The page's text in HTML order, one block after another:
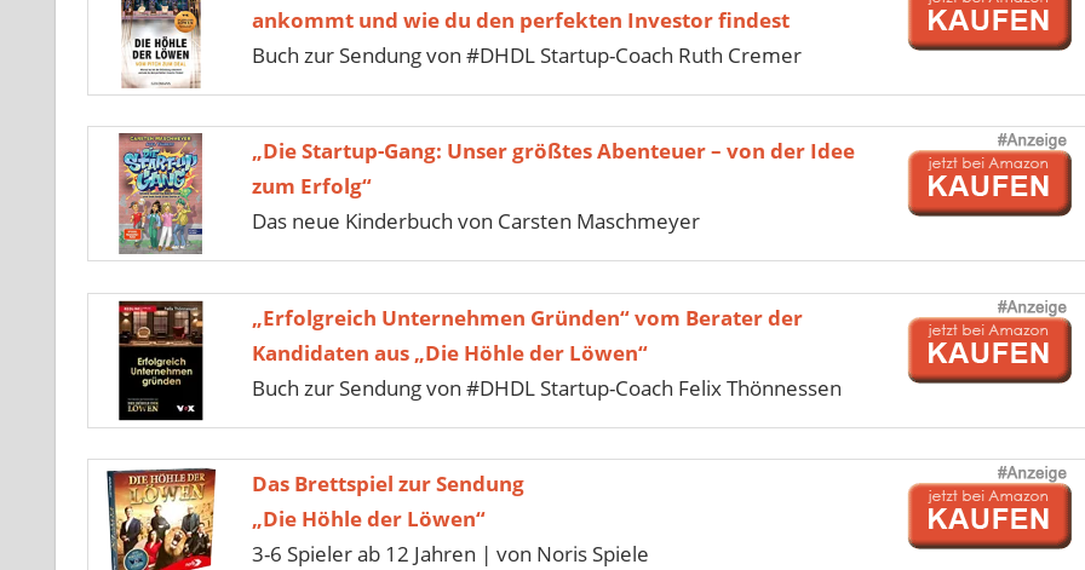
ankommt und wie du den perfekten Investor findest
Buch zur Sendung von #DHDL Startup-Coach Ruth Cremer
„Die Startup-Gang: Unser größtes Abenteuer – von der Idee
zum Erfolg“
Das neue Kinderbuch von Carsten Maschmeyer
„Erfolgreich Unternehmen Gründen“ vom Berater der
Kandidaten aus „Die Höhle der Löwen“
Buch zur Sendung von #DHDL Startup-Coach Felix Thönnessen
Das Brettspiel zur Sendung
„Die Höhle der Löwen“
3-6 Spieler ab 12 Jahren | von Noris Spiele